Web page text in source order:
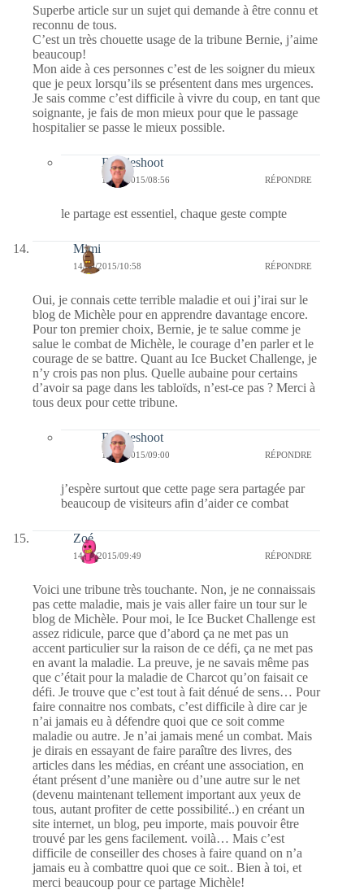
Superbe article sur un sujet qui demande à être connu et
reconnu de tous.
C’est un très chouette usage de la tribune Bernie, j’aime
beaucoup!
Mon aide à ces personnes c’est de les soigner du mieux
que je peux lorsqu’ils se présentent dans mes urgences.
Je sais comme c’est difficile à vivre du coup, en tant que
soignante, je fais de mon mieux pour que le passage
hospitalier se passe le mieux possible.
Bernieshoot
15/08/2015/08:56 RÉPONDRE
le partage est essentiel, chaque geste compte
Mimi
14/08/2015/10:58 RÉPONDRE
Oui, je connais cette terrible maladie et oui j’irai sur le
blog de Michèle pour en apprendre davantage encore.
Pour ton premier choix, Bernie, je te salue comme je
salue le combat de Michèle, le courage d’en parler et le
courage de se battre. Quant au Ice Bucket Challenge, je
n’y crois pas non plus. Quelle aubaine pour certains
d’avoir sa page dans les tabloïds, n’est-ce pas ? Merci à
tous deux pour cette tribune.
Bernieshoot
15/08/2015/09:00 RÉPONDRE
j’espère surtout que cette page sera partagée par
beaucoup de visiteurs afin d’aider ce combat
Zoé
14/08/2015/09:49 RÉPONDRE
Voici une tribune très touchante. Non, je ne connaissais
pas cette maladie, mais je vais aller faire un tour sur le
blog de Michèle. Pour moi, le Ice Bucket Challenge est
assez ridicule, parce que d’abord ça ne met pas un
accent particulier sur la raison de ce défi, ça ne met pas
en avant la maladie. La preuve, je ne savais même pas
que c’était pour la maladie de Charcot qu’on faisait ce
défi. Je trouve que c’est tout à fait dénué de sens… Pour
faire connaitre nos combats, c’est difficile à dire car je
n’ai jamais eu à défendre quoi que ce soit comme
maladie ou autre. Je n’ai jamais mené un combat. Mais
je dirais en essayant de faire paraître des livres, des
articles dans les médias, en créant une association, en
étant présent d’une manière ou d’une autre sur le net
(devenu maintenant tellement important aux yeux de
tous, autant profiter de cette possibilité..) en créant un
site internet, un blog, peu importe, mais pouvoir être
trouvé par les gens facilement. voilà… Mais c’est
difficile de conseiller des choses à faire quand on n’a
jamais eu à combattre quoi que ce soit.. Bien à toi, et
merci beaucoup pour ce partage Michèle!